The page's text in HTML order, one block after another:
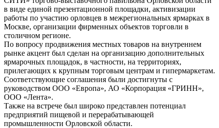
в виде единой презентационной площадки, активизации
работы по участию орловцев в межрегиональных ярмарках в
Москве, организации фирменных объектов торговли в
столичном регионе.
По вопросу продвижения местных товаров на внутреннем
рынке акцент был сделан на организацию дополнительных
ярмарочных площадок, в частности, на территориях,
прилегающих к крупным торговым центрам и гипермаркетам.
Соответствующие соглашения были достигнуты с
руководством ООО «Европа», АО «Корпорация «ГРИНН»,
ООО «Лента».
Также на встрече был широко представлен потенциал
предприятий пищевой и перерабатывающей
промышленности Орловской области.